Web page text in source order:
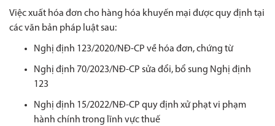
Việc xuất hóa đơn cho hàng hóa khuyến mại được quy định tại
các văn bản pháp luật sau:
Nghị định 123/2020/NĐ-CP về hóa đơn, chứng từ
Nghị định 70/2023/NĐ-CP sửa đổi, bổ sung Nghị định
123
Nghị định 15/2022/NĐ-CP quy định xử phạt vi phạm
hành chính trong lĩnh vực thuế